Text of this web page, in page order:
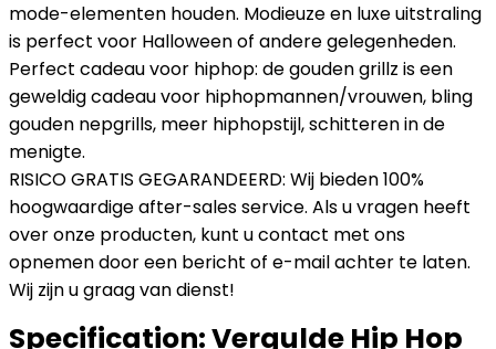
mode-elementen houden. Modieuze en luxe uitstraling
is perfect voor Halloween of andere gelegenheden.
Perfect cadeau voor hiphop: de gouden grillz is een
geweldig cadeau voor hiphopmannen/vrouwen, bling
gouden nepgrills, meer hiphopstijl, schitteren in de
menigte.
RISICO GRATIS GEGARANDEERD: Wij bieden 100%
hoogwaardige after-sales service. Als u vragen heeft
over onze producten, kunt u contact met ons
opnemen door een bericht of e-mail achter te laten.
Wij zijn u graag van dienst!
Specification:Vergulde Hip Hop